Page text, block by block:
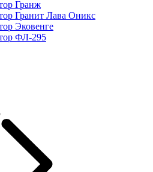
Гранж
Гранит Лава Оникс
Эковенге
ФЛ-295